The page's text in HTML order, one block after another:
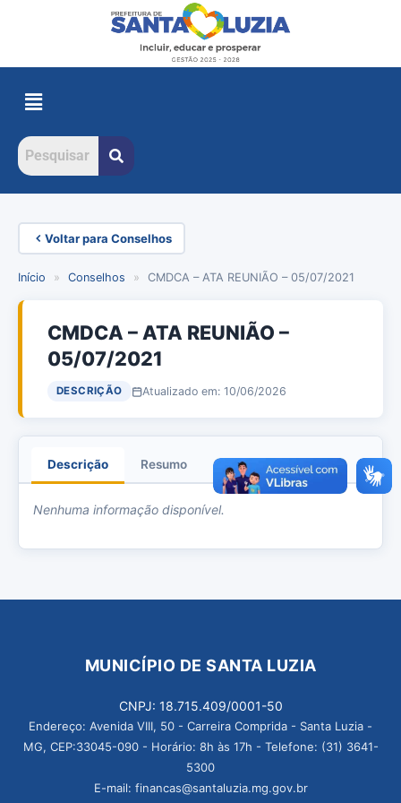
Voltar para Conselhos
Início » Conselhos » CMDCA – ATA REUNIÃO – 05/07/2021
CMDCA – ATA REUNIÃO –
05/07/2021
DESCRIÇÃO Atualizado em: 10/06/2026
Descrição Resumo Anexos
Nenhuma informação disponível.
MUNICÍPIO DE SANTA LUZIA
CNPJ: 18.715.409/0001-50
Endereço: Avenida VIII, 50 - Carreira Comprida - Santa Luzia -
MG, CEP:33045-090 - Horário: 8h às 17h - Telefone: (31) 3641-
5300
E-mail: financas@santaluzia.mg.gov.br